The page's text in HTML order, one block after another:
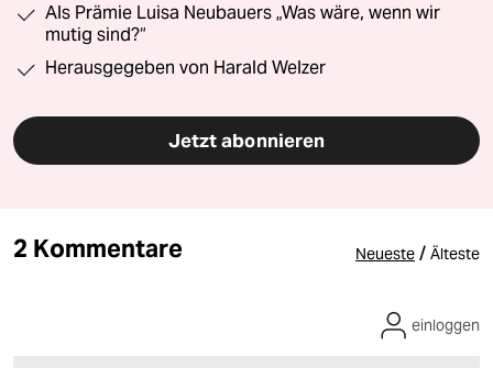
Als Prämie Luisa Neubauers „Was wäre, wenn wir
mutig sind?“
Herausgegeben von Harald Welzer
Jetzt abonnieren
2 Kommentare Neueste / Älteste
einloggen